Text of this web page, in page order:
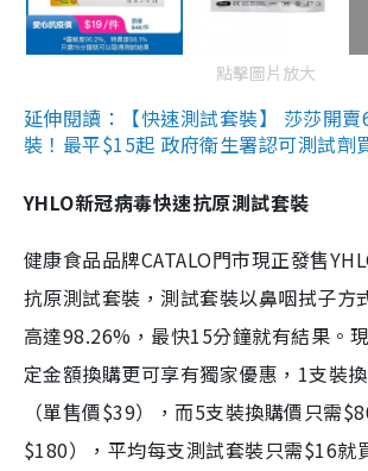
點擊圖片放大
延伸閱讀：【快速測試套裝】 莎莎開
裝！最平$15起 政府衛生署認可測試劑
YHLO新冠病毒快速抗原測試套裝
健康食品品牌CATALO門市現正發售
抗原測試套裝，測試套裝以鼻咽拭子方
高達98.26%，最快15分鐘就有結果。
定金額換購更可享有獨家優惠，1支裝
（單售價$39），而5支裝換購價只需
$180），平均每支測試套裝只需$16就